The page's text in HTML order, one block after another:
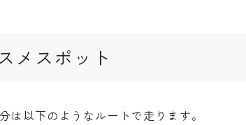
メスポット
以下のようなルートで走ります。